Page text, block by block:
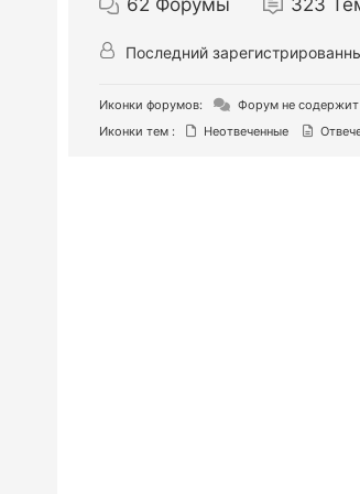
Последний
Иконки форумов: Форум не
Иконки тем :
Неотвеченные